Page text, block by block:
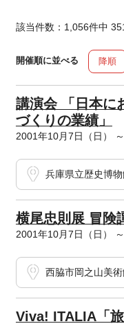
該当件数：1,056件中
開催順に並べる 降順
講演会 「日本に
づくりの業績」
2001年10月7日（日）
兵庫県立歴史博
横尾忠則展 冒険
2001年10月7日（日）
西脇市岡之山美
Viva! ITALIA「旅